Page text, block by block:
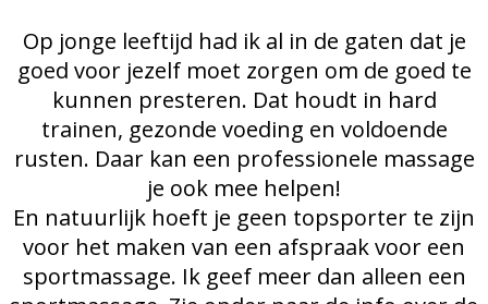
Op jonge leeftijd had ik al in de gaten dat je
goed voor jezelf moet zorgen om de goed te
kunnen presteren. Dat houdt in hard
trainen, gezonde voeding en voldoende
rusten. Daar kan een professionele massage
je ook mee helpen!
En natuurlijk hoeft je geen topsporter te zijn
voor het maken van een afspraak voor een
sportmassage. Ik geef meer dan alleen een